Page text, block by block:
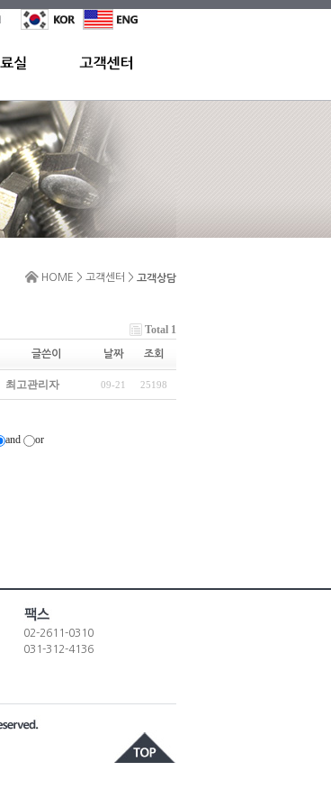
HOME > 고객센터 > 고객상담
Total 1
글쓴이 날짜 조회
최고관리자 09-21 25198
and or
02-2611-0310
031-312-4136